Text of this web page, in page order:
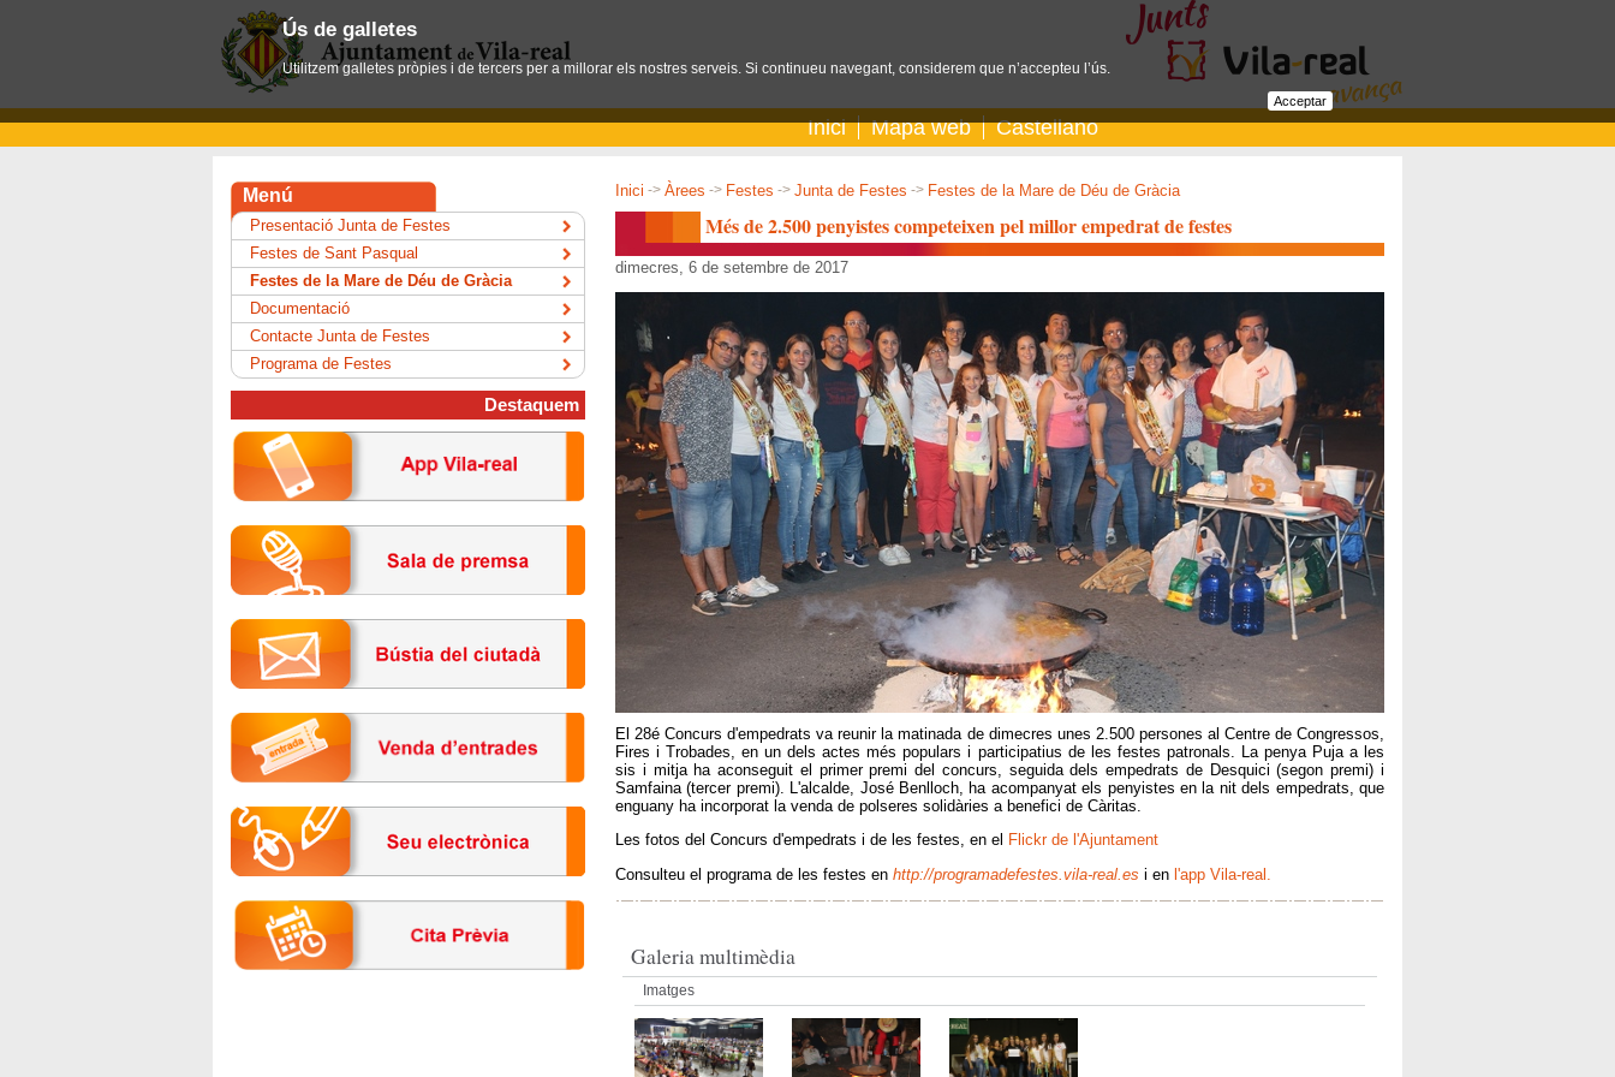
Inici Mapa web Castellano
Inici -> Àrees -> Festes -> Junta de Festes -> Festes de la Mare de Déu de Gràcia
Més de 2.500 penyistes competeixen pel millor empedrat de festes
dimecres, 6 de setembre de 2017
El 28é Concurs d'empedrats va reunir la matinada de dimecres unes 2.500 persones al Centre de Congressos,
Fires i Trobades, en un dels actes més populars i participatius de les festes patronals. La penya Puja a les
sis i mitja ha aconseguit el primer premi del concurs, seguida dels empedrats de Desquici (segon premi) i
Samfaina (tercer premi). L'alcalde, José Benlloch, ha acompanyat els penyistes en la nit dels empedrats, que
enguany ha incorporat la venda de polseres solidàries a benefici de Càritas.
Les fotos del Concurs d'empedrats i de les festes, en el Flickr de l'Ajuntament
Consulteu el programa de les festes en http://programadefestes.vila-real.es i en l'app Vila-real.
Galeria multimèdia
Imatges
Menú
Presentació Junta de Festes
Festes de Sant Pasqual
Festes de la Mare de Déu de Gràcia
Documentació
Contacte Junta de Festes
Programa de Festes
Destaquem
Ús de galletes
Utilitzem galletes pròpies i de tercers per a millorar els nostres serveis. Si continueu navegant, considerem que n’accepteu l’ús.
Acceptar